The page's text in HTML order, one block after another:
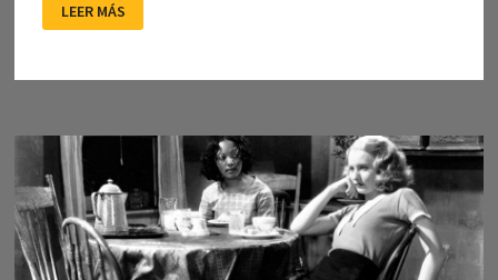
LA
INCOMODIDAD
POSICIÓN
LEER MÁS